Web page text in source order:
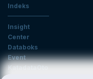
Indeks
Insight
Center
Databoks
Event
KatadataOto